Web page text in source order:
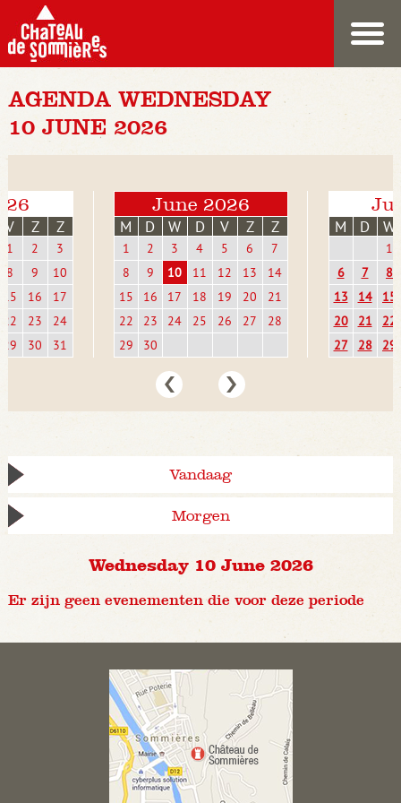
AGENDA WEDNESDAY
10 JUNE 2026
V Z Z
1 2
3
8
9
10
15
16
17
22
23
24
29
30 31
June 2026
M D W D V Z Z
1 2 3 4 5 6
7
8
9 10 11 12 13
14
15
16 17 18 19 20
21
22
23 24 25 26 27
28
29
30
M D W
1
6
7
8
13
14
15
20
21
22
27
28 29
Vandaag
Morgen
Wednesday 10 June 2026
Er zijn geen evenementen die voor deze periode